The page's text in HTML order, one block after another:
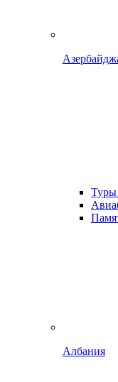
Туры
Албания